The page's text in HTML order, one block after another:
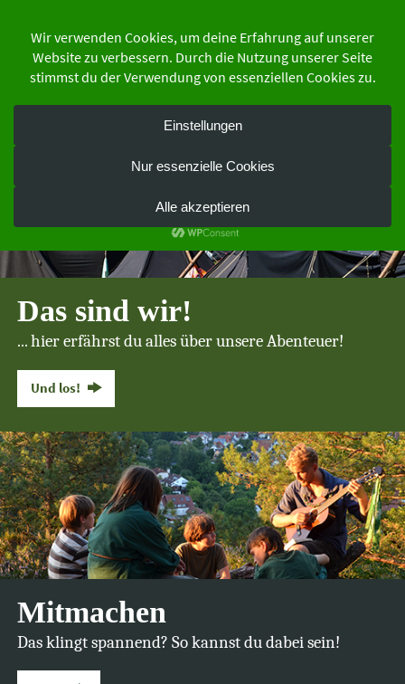
springen
der Schutzgemeinschaft Deutscher Wald
Bundesverband e.V.
Das sind wir!
... hier erfährst du alles über unsere Abenteuer!
Und los!
Mitmachen
Das klingt spannend? So kannst du dabei sein!